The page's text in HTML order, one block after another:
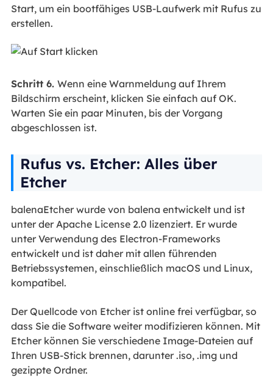
Start, um ein bootfähiges USB-Laufwerk mit Rufus zu
erstellen.
Schritt 6. Wenn eine Warnmeldung auf Ihrem
Bildschirm erscheint, klicken Sie einfach auf OK.
Warten Sie ein paar Minuten, bis der Vorgang
abgeschlossen ist.
Rufus vs. Etcher: Alles über
Etcher
balenaEtcher wurde von balena entwickelt und ist
unter der Apache License 2.0 lizenziert. Er wurde
unter Verwendung des Electron-Frameworks
entwickelt und ist daher mit allen führenden
Betriebssystemen, einschließlich macOS und Linux,
kompatibel.
Der Quellcode von Etcher ist online frei verfügbar, so
dass Sie die Software weiter modifizieren können. Mit
Etcher können Sie verschiedene Image-Dateien auf
Ihren USB-Stick brennen, darunter .iso, .img und
gezippte Ordner.